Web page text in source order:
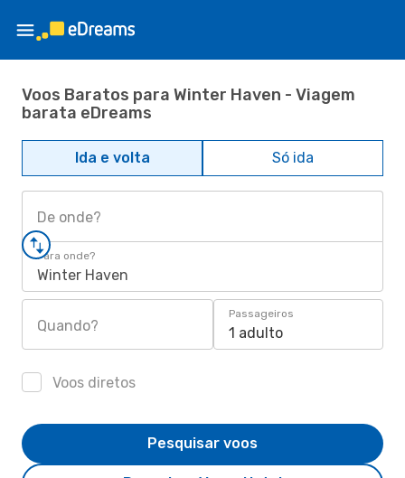
Voos Baratos para Winter Haven - Viagem
barata eDreams
Ida e volta Só ida
De onde?
Para onde?
Winter Haven
Quando?
Passageiros
1 adulto
Voos diretos
Pesquisar voos